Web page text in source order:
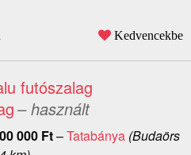
Kedvencekbe
futószalag
– használt
000 Ft–Tatabánya(Budaörs